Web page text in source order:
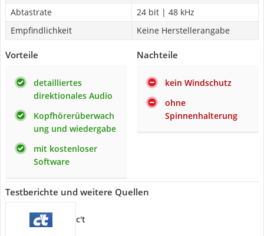
Abtastrate
24 bit | 48 kHz
Empfindlichkeit
Keine Herstellerangabe
Vorteile
detailliertes
direktionales Audio
Kopfhörerüberwach
ung und wiedergabe
mit kostenloser
Software
Nachteile
kein Windschutz
ohne
Spinnenhalterung
Testberichte und weitere Quellen
c't